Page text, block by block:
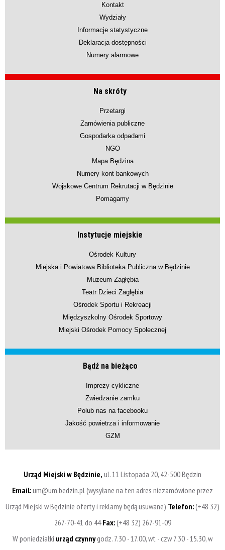
Kontakt
Wydziały
Informacje statystyczne
Deklaracja dostępności
Numery alarmowe
Na skróty
Przetargi
Zamówienia publiczne
Gospodarka odpadami
NGO
Mapa Będzina
Numery kont bankowych
Wojskowe Centrum Rekrutacji w Będzinie
Pomagamy
Instytucje miejskie
Ośrodek Kultury
Miejska i Powiatowa Biblioteka Publiczna w Będzinie
Muzeum Zagłębia
Teatr Dzieci Zagłębia
Ośrodek Sportu i Rekreacji
Międzyszkolny Ośrodek Sportowy
Miejski Ośrodek Pomocy Społecznej
Bądź na bieżąco
Imprezy cykliczne
Zwiedzanie zamku
Polub nas na facebooku
Jakość powietrza i informowanie
GZM
Urząd Miejski w Będzinie, ul. 11 Listopada 20, 42-500 Będzin
Email:um@um.bedzin.pl (wysyłane na ten adres niezamówione przez
Urząd Miejski w Będzinie oferty i reklamy będą usuwane) Telefon:(+48 32)
267-70-41 do 44Fax:(+48 32) 267-91-09
W poniedziałki urząd czynnygodz. 7.30 - 17.00, wt - czw 7.30 - 15.30, w